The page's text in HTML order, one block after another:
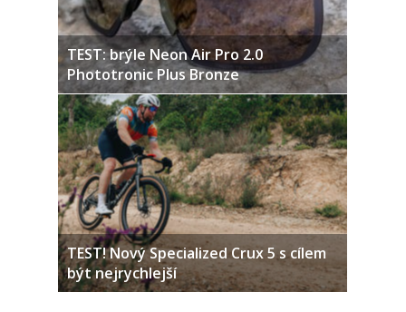
TEST: brýle Neon Air Pro 2.0
Phototronic Plus Bronze
TEST! Nový Specialized Crux 5 s cílem
být nejrychlejší